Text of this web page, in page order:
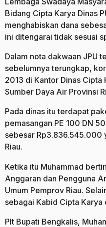
Bidang Cipta Karya Dinas
menghabiskan dana
ini ditengarai tidak sesuai
Dalam nota dakwaan JPU
sebelumnya terungkap,
2013 di Kantor Dinas Cipta
Sumber Daya Air Provinsi
Pada dinas itu terdapat
pemasangan PE 100 DN
sebesar Rp3.836.545.000
Riau.
Ketika itu Muhammad
Anggaran dan Pengguna
Umum Pemprov Riau.
sebagai Kabid Cipta Karya
Plt Bupati Bengkalis,